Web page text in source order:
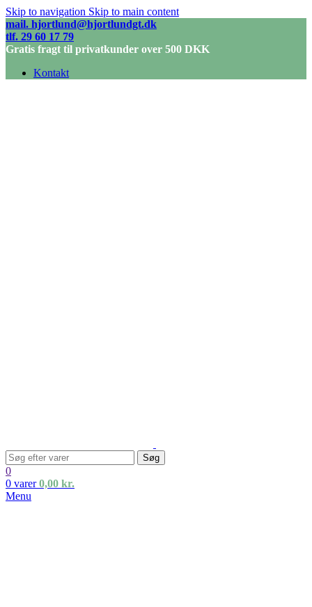
Skip to navigation Skip to main content
mail. hjortlund@hjortlundgt.dk
tlf. 29 60 17 79
Gratis fragt til privatkunder over 500 DKK
Kontakt
Søg
0
0 varer 0,00 kr.
Menu